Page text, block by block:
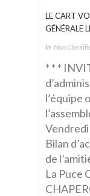
LE CART
GÉNÉRALE
In Non
* * *
l’équipe
Vendredi
Bilan
de
La Puce